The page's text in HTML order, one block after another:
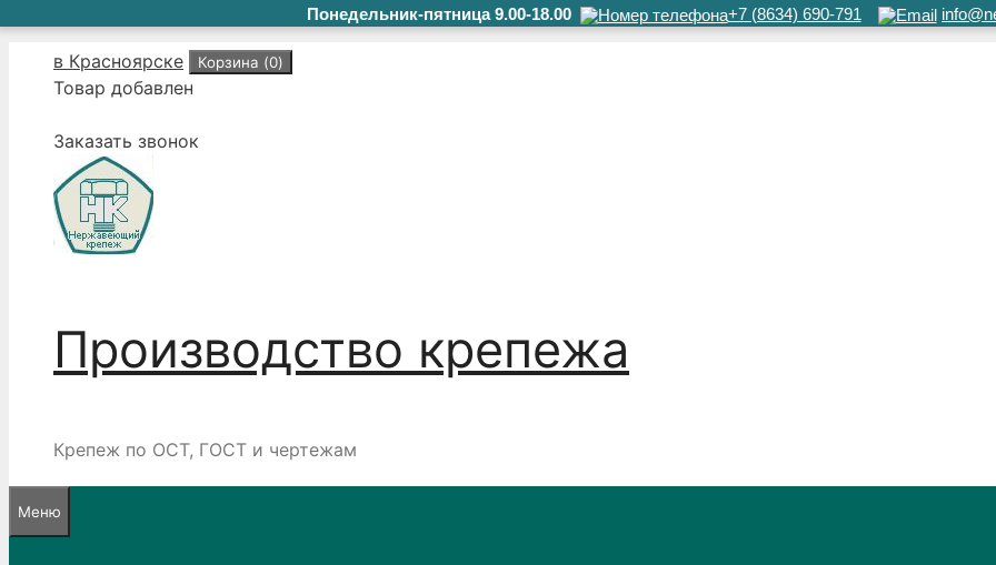
Понедельник-пятница 9.00-18.00 +7 (8634) 690-791
Перейтив Красноярске Корзина (0)
Товар добавлен
Заказать звонок
Производство крепежа
Крепеж по ОСТ, ГОСТ и чертежам
Меню